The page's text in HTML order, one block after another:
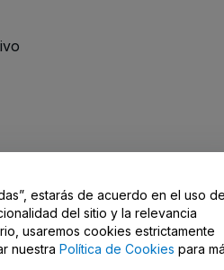
Contacto
estarás de acuerdo en el uso
del sitio y la relevancia
usaremos cookies estrictamente
nuestra Política de Cookies para